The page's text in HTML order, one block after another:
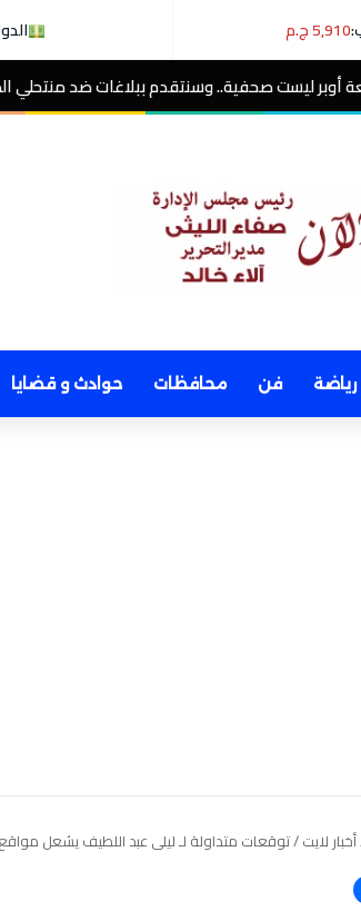
5,910 ج.م
ببلاغات ضد منتحلي الصفة مصر الآن
رياضة فن محافظات حوادث و قضايا
أخبار لايت/توقعات متداولة لـ ليلى عبد اللطيف يشعل مواقع